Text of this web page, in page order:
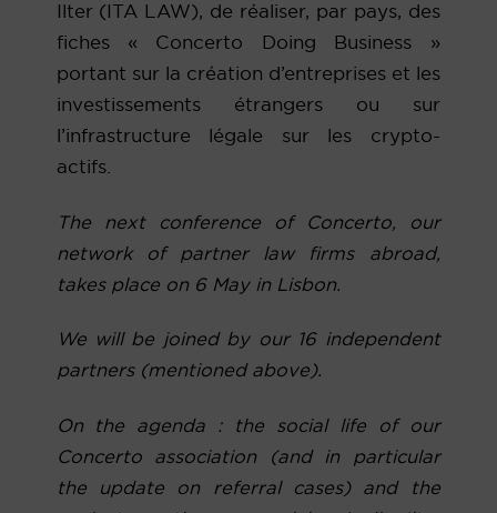
Ilter (ITA LAW), de réaliser, par pays, des
fiches « Concerto Doing Business »
portant sur la création d’entreprises et les
investissements étrangers ou sur
l’infrastructure légale sur les crypto-
actifs.
The next conference of Concerto, our
network of partner law firms abroad,
takes place on 6 May in Lisbon.
We will be joined by our 16 independent
partners (mentioned above).
On the agenda : the social life of our
Concerto association (and in particular
the update on referral cases) and the